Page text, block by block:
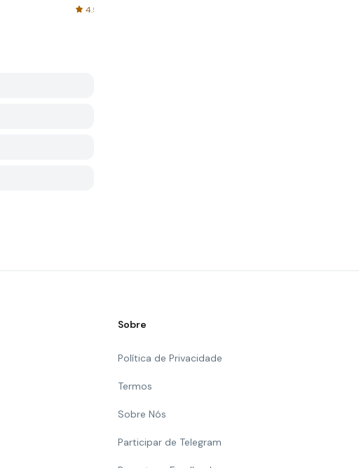
4.5
Sobre
Política de Privacidade
Termos
Sobre Nós
Participar de Telegram